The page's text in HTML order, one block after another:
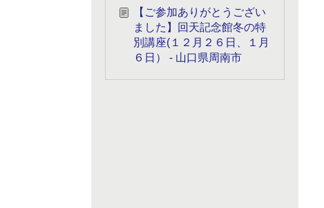
【ご参加ありがとうござい
ました】回天記念館冬の特
別講座(１２月２６日、１月
６日） - 山口県周南市